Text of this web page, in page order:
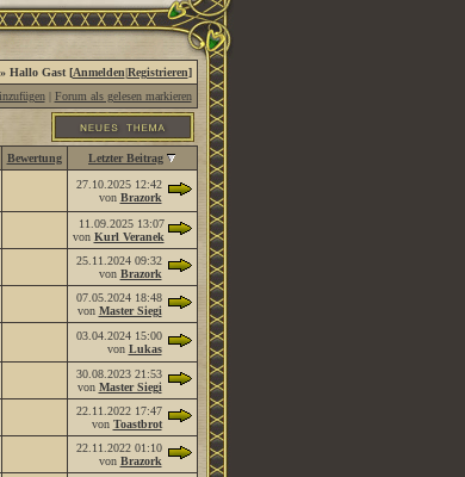
» Hallo Gast [Anmelden|Registrieren]
| Forum als gelesen markieren
Bewertung Letzter Beitrag
27.10.2025 12:42
von Brazork
11.09.2025 13:07
von Kurl Veranek
25.11.2024 09:32
von Brazork
07.05.2024 18:48
von Master Siegi
03.04.2024 15:00
von Lukas
30.08.2023 21:53
von Master Siegi
22.11.2022 17:47
von Toastbrot
22.11.2022 01:10
von Brazork